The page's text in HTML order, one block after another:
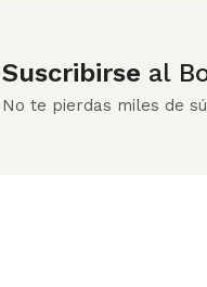
Suscribirse al
No te pierdas miles de